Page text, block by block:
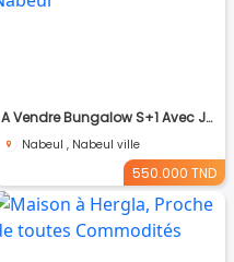
A Vendre Bungalow S+1 Avec Jardin à Club Farah, Nabeul
Nabeul , Nabeul ville
550.000 TND